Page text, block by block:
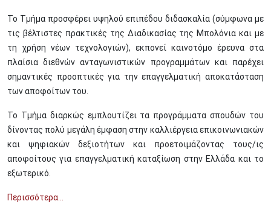
Το Τμήμα προσφέρει υψηλού επιπέδου διδασκαλία (σύμφωνα με
τις βέλτιστες πρακτικές της Διαδικασίας της Μπολόνια και με
τη χρήση νέων τεχνολογιών), εκπονεί καινοτόμο έρευνα στα
πλαίσια διεθνών ανταγωνιστικών προγραμμάτων και παρέχει
σημαντικές προοπτικές για την επαγγελματική αποκατάσταση
των αποφοίτων του.
Το Τμήμα διαρκώς εμπλουτίζει τα προγράμματα σπουδών του
δίνοντας πολύ μεγάλη έμφαση στην καλλιέργεια επικοινωνιακών
και ψηφιακών δεξιοτήτων και προετοιμάζοντας τους/ις
αποφοίτους για επαγγελματική καταξίωση στην Ελλάδα και το
εξωτερικό.
Περισσότερα...